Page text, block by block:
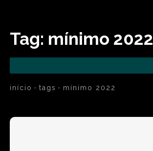
Tag: mínimo 2022
início tags mínimo 2022